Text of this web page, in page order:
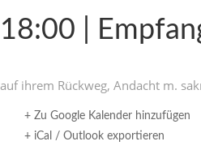
18:00 |
auf ihrem Rückweg, Andacht m.
+ Zu Google Kalender hinzufügen
+ iCal / Outlook exportieren